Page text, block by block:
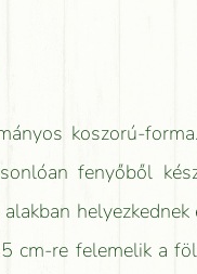
koszorú-
fenyőből
cm-re felemelik a